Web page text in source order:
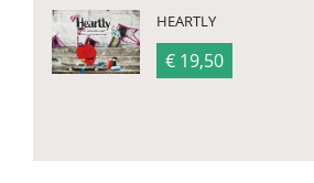
HEARTLY
€ 19,50